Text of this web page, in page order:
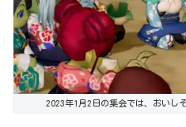
2023年1月2日の集会では、おいし